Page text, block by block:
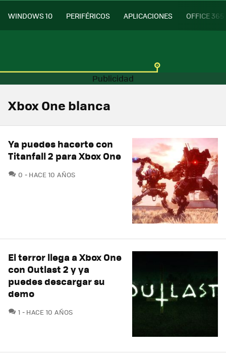
WINDOWS 10 PERIFÉRICOS APLICACIONES OFFICE 365
Xbox One blanca
Ya puedes hacerte con
Titanfall 2 para Xbox One
0 COMENTARIOS
HACE 10 AÑOS
El terror llega a Xbox One
con Outlast 2 y ya
puedes descargar su
demo
1 COMENTARIOS
HACE 10 AÑOS